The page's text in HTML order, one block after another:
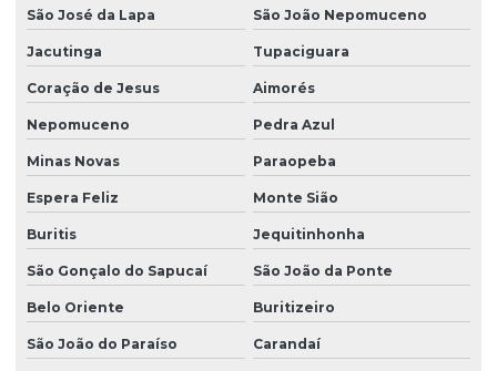
Rotor tipo siroco
Siroco exaustor
Siroco ventilador
Turbina tipo siroco
Ventilador centrífugo tipo siroco
Ventilador industrial siroco
Ventilador siroco compacto
Ventilador siroco compacto tipo caracol
São José da Lapa São João Nepomuceno
Jacutinga Tupaciguara
Coração de Jesus Aimorés
Nepomuceno Pedra Azul
Minas Novas Paraopeba
Espera Feliz Monte Sião
Buritis Jequitinhonha
São Gonçalo do Sapucaí São João da Ponte
Belo Oriente Buritizeiro
São João do Paraíso Carandaí